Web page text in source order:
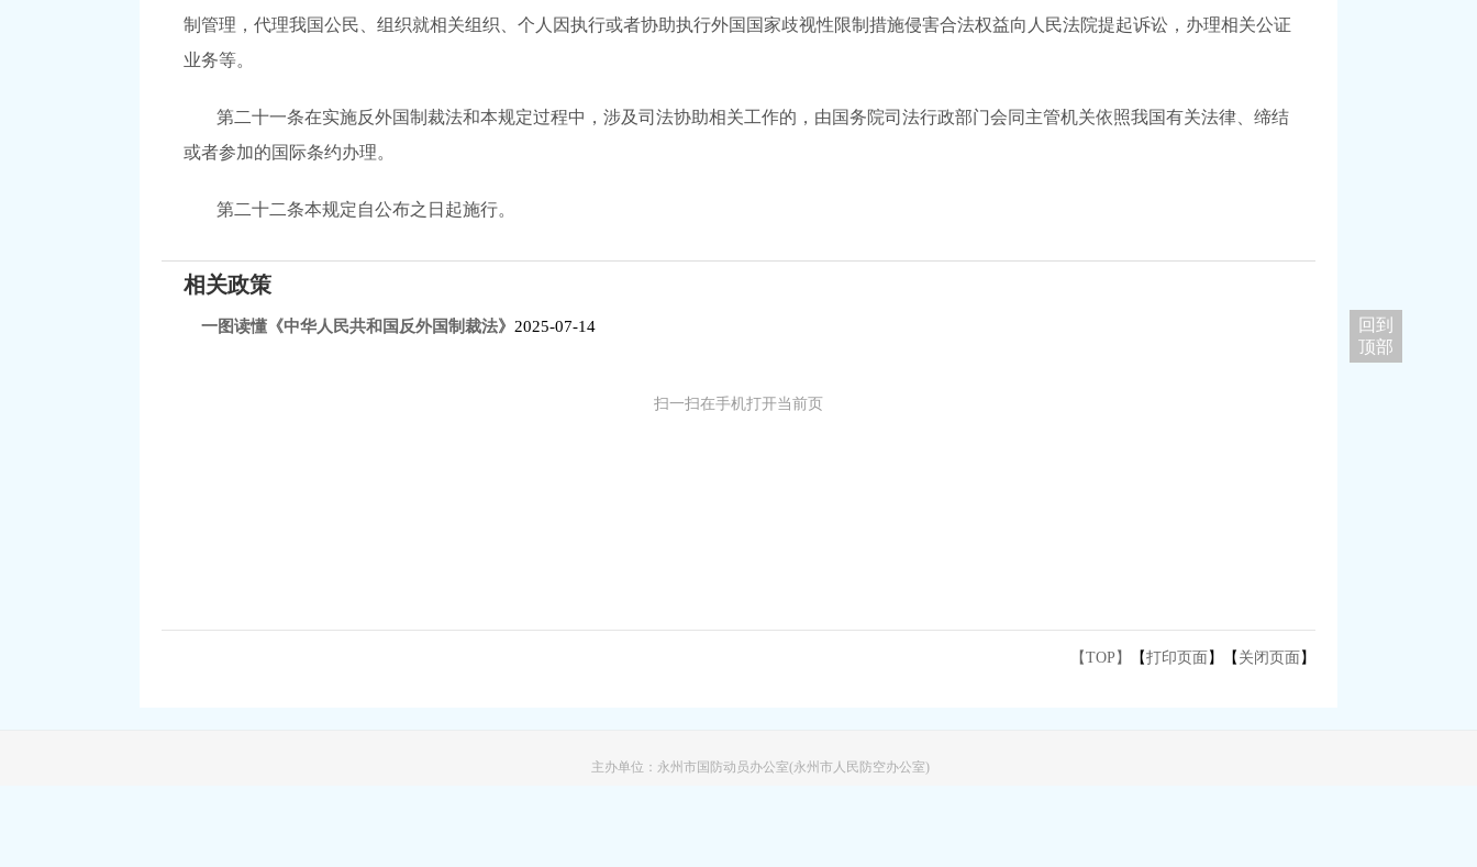
制管理，代理我国公民、组织就相关组织、个人因执行或者协助执行外国国家歧视性限制措施侵害合法权益向人民法院提起诉讼，办理相关公证
业务等。
第二十一条在实施反外国制裁法和本规定过程中，涉及司法协助相关工作的，由国务院司法行政部门会同主管机关依照我国有关法律、缔结
或者参加的国际条约办理。
第二十二条本规定自公布之日起施行。
相关政策
一图读懂《中华人民共和国反外国制裁法》 2025-07-14
扫一扫在手机打开当前页
【TOP】 【打印页面 】【 关闭页面 】
回到
顶部
主办单位：永州市国防动员办公室(永州市人民防空办公室)